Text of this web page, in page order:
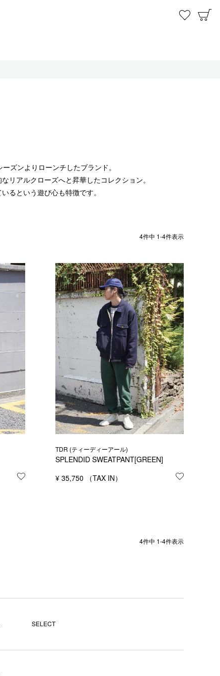
お気に
ズンよりローンチしたブランド。
リアルクローズへと昇華したコレクション。
るという遊び心も特徴です。
4件中 1-4件表示
お気に入りに登録する
TDR (ティーディーアール)
SPLENDID SWEATPANT[GREEN]
¥ 35,750
4件中 1-4件表示
SELECT